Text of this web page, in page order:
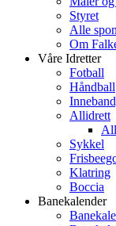
Styret
Alle
Om
Våre Idretter
Fotball
Håndball
Allidrett
Sykkel
Klatring
Boccia
Banekalender